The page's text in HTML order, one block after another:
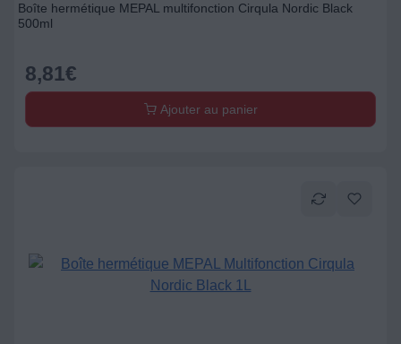
Boîte hermétique MEPAL multifonction Cirqula Nordic Black
500ml
8,81€
Ajouter au panier